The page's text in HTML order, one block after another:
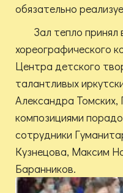
обязательно
Зал тепло
хореографического
Центра детского
талантливых
Александра
композициями
сотрудники
Кузнецова, Максим
Баранников.